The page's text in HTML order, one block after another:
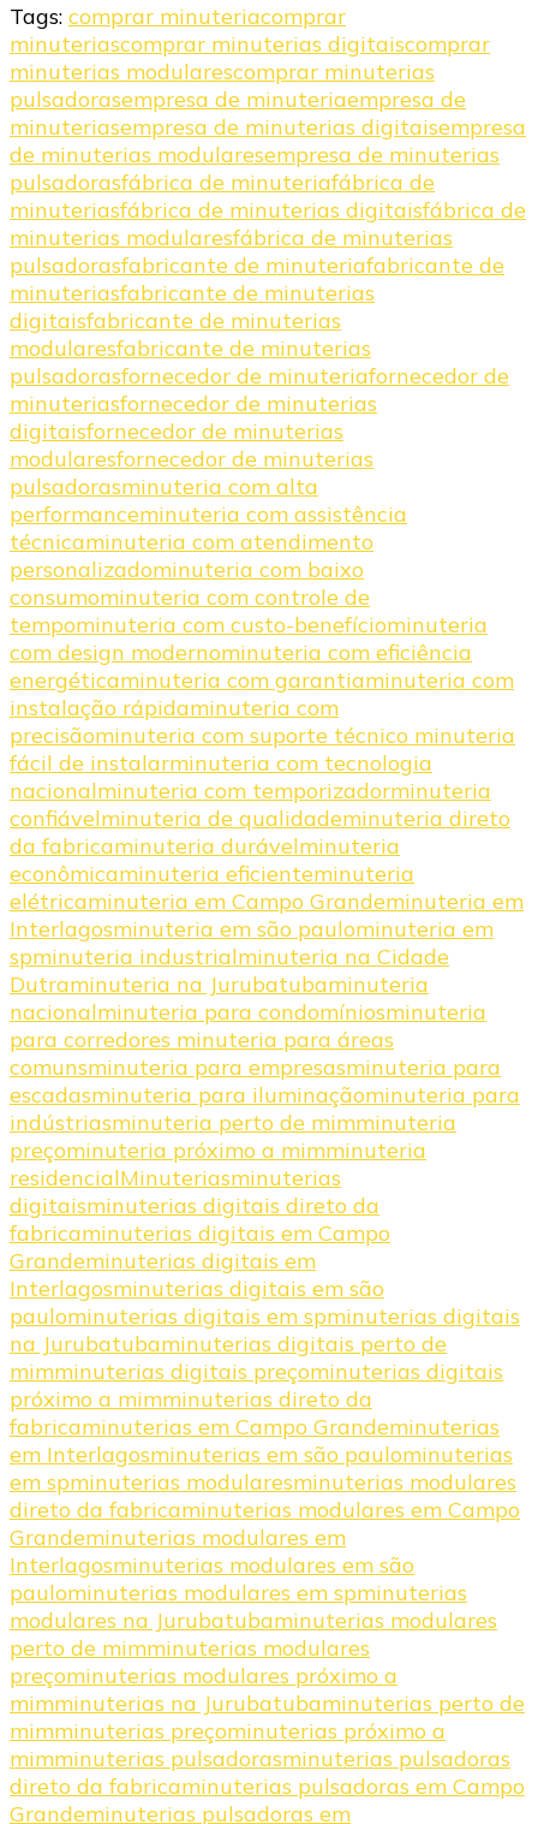
Tags: comprar minuteriacomprar
minuteriascomprar minuterias digitaiscomprar
minuterias modularescomprar minuterias
pulsadorasempresa de minuteriaempresa de
minuteriasempresa de minuterias digitaisempresa
de minuterias modularesempresa de minuterias
pulsadorasfábrica de minuteriafábrica de
minuteriasfábrica de minuterias digitaisfábrica de
minuterias modularesfábrica de minuterias
pulsadorasfabricante de minuteriafabricante de
minuteriasfabricante de minuterias
digitaisfabricante de minuterias
modularesfabricante de minuterias
pulsadorasfornecedor de minuteriafornecedor de
minuteriasfornecedor de minuterias
digitaisfornecedor de minuterias
modularesfornecedor de minuterias
pulsadorasminuteria com alta
performanceminuteria com assistência
técnicaminuteria com atendimento
personalizadominuteria com baixo
consumominuteria com controle de
tempominuteria com custo-benefíciominuteria
com design modernominuteria com eficiência
energéticaminuteria com garantiaminuteria com
instalação rápidaminuteria com
precisãominuteria com suporte técnico minuteria
fácil de instalarminuteria com tecnologia
nacionalminuteria com temporizadorminuteria
confiávelminuteria de qualidademinuteria direto
da fabricaminuteria durávelminuteria
econômicaminuteria eficienteminuteria
elétricaminuteria em Campo Grandeminuteria em
Interlagosminuteria em são paulominuteria em
spminuteria industrialminuteria na Cidade
Dutraminuteria na Jurubatubaminuteria
nacionalminuteria para condomíniosminuteria
para corredores minuteria para áreas
comunsminuteria para empresasminuteria para
escadasminuteria para iluminaçãominuteria para
indústriasminuteria perto de mimminuteria
preçominuteria próximo a mimminuteria
residencialMinuteriasminuterias
digitaisminuterias digitais direto da
fabricaminuterias digitais em Campo
Grandeminuterias digitais em
Interlagosminuterias digitais em são
paulominuterias digitais em spminuterias digitais
na Jurubatubaminuterias digitais perto de
mimminuterias digitais preçominuterias digitais
próximo a mimminuterias direto da
fabricaminuterias em Campo Grandeminuterias
em Interlagosminuterias em são paulominuterias
em spminuterias modularesminuterias modulares
direto da fabricaminuterias modulares em Campo
Grandeminuterias modulares em
Interlagosminuterias modulares em são
paulominuterias modulares em spminuterias
modulares na Jurubatubaminuterias modulares
perto de mimminuterias modulares
preçominuterias modulares próximo a
mimminuterias na Jurubatubaminuterias perto de
mimminuterias preçominuterias próximo a
mimminuterias pulsadorasminuterias pulsadoras
direto da fabricaminuterias pulsadoras em Campo
Grandeminuterias pulsadoras em